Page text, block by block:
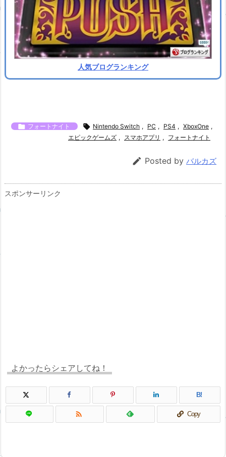
人気ブログランキング
 フォートナイト  Nintendo Switch , PC , PS4 , XboxOne ,
エピックゲームズ , スマホアプリ , フォートナイト
 Posted by バルカズ
スポンサーリンク
よかったらシェアしてね！
B!
 Copy